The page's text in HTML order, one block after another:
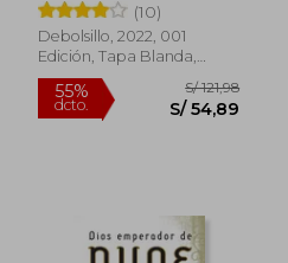
(10)
Debolsillo, 2022, 001
Edición, Tapa Blanda,
Nuevo